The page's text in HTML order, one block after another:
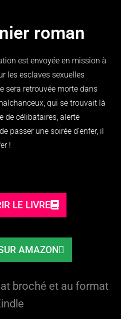
roman
est envoyée en mission à
les esclaves sexuelles
sera retrouvée morte dans
qui se trouvait là
de célibataires, alerte
passer une soirée d’enfer, il
!
LE LIVRE
AMAZON
broché et au format